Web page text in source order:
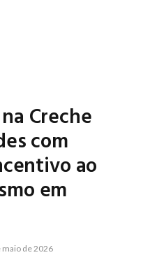
Creche
com
ao
em
maio de 2026